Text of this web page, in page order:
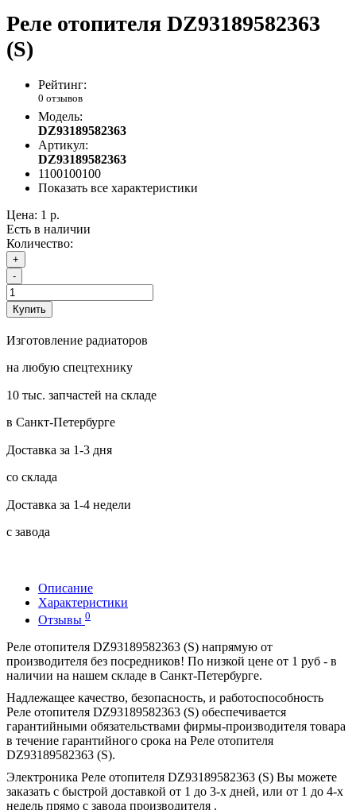
Реле отопителя DZ93189582363
(S)
Рейтинг:
0 отзывов
Модель:
DZ93189582363
Артикул:
DZ93189582363
1100100100
Показать все характеристики
Цена: 1 р.
Есть в наличии
Количество:
+
-
Купить
Изготовление радиаторов
на любую спецтехнику
10 тыс. запчастей на складе
в Санкт-Петербурге
Доставка за 1-3 дня
со склада
Доставка за 1-4 недели
с завода
Описание
Характеристики
Отзывы 0
Реле отопителя DZ93189582363 (S) напрямую от
производителя без посредников! По низкой цене от 1 руб - в
наличии на нашем складе в Санкт-Петербурге.
Надлежащее качество, безопасность, и работоспособность
Реле отопителя DZ93189582363 (S) обеспечивается
гарантийными обязательствами фирмы-производителя товара
в течение гарантийного срока на Реле отопителя
DZ93189582363 (S).
Электроника Реле отопителя DZ93189582363 (S) Вы можете
заказать с быстрой доставкой от 1 до 3-х дней, или от 1 до 4-х
недель прямо с завода производителя .